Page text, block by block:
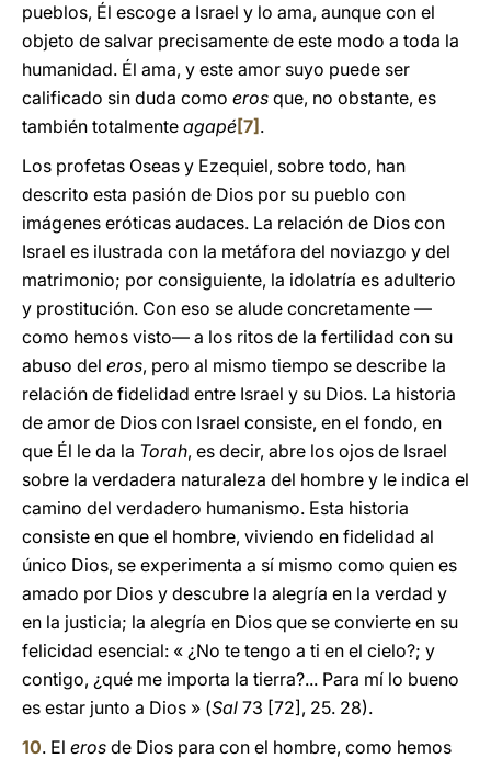
pueblos, Él escoge a Israel y lo ama, aunque con el
objeto de salvar precisamente de este modo a toda la
humanidad. Él ama, y este amor suyo puede ser
calificado sin duda como eros que, no obstante, es
también totalmente agapé[7] .
Los profetas Oseas y Ezequiel, sobre todo, han
descrito esta pasión de Dios por su pueblo con
imágenes eróticas audaces. La relación de Dios con
Israel es ilustrada con la metáfora del noviazgo y del
matrimonio; por consiguiente, la idolatría es adulterio
y prostitución. Con eso se alude concretamente —
como hemos visto— a los ritos de la fertilidad con su
abuso del eros, pero al mismo tiempo se describe la
relación de fidelidad entre Israel y su Dios. La historia
de amor de Dios con Israel consiste, en el fondo, en
que Él le da la Torah, es decir, abre los ojos de Israel
sobre la verdadera naturaleza del hombre y le indica el
camino del verdadero humanismo. Esta historia
consiste en que el hombre, viviendo en fidelidad al
único Dios, se experimenta a sí mismo como quien es
amado por Dios y descubre la alegría en la verdad y
en la justicia; la alegría en Dios que se convierte en su
felicidad esencial: « ¿No te tengo a ti en el cielo?; y
contigo, ¿qué me importa la tierra?... Para mí lo bueno
es estar junto a Dios » (Sal 73 [72], 25. 28).
10. El eros de Dios para con el hombre, como hemos